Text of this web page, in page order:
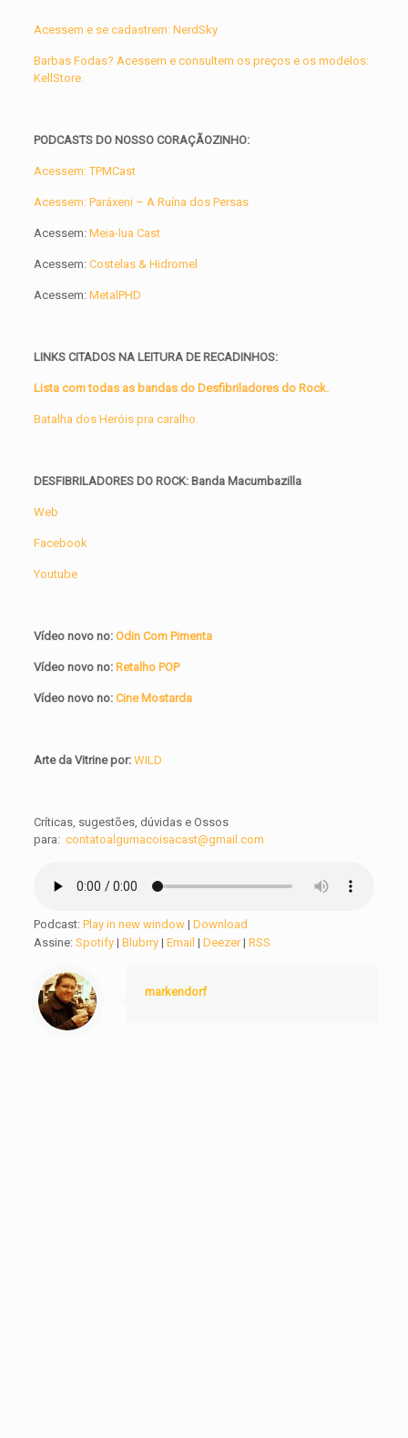
Acessem e se cadastrem: NerdSky
Barbas Fodas? Acessem e consultem os preços e os modelos:
KellStore.
PODCASTS DO NOSSO CORAÇÃOZINHO:
Acessem: TPMCast
Acessem: Paráxeni – A Ruína dos Persas
Acessem: Meia-lua Cast
Acessem:Costelas & Hidromel
Acessem: MetalPHD
LINKS CITADOS NA LEITURA DE RECADINHOS:
Lista com todas as bandas do Desfibriladores do Rock.
Batalha dos Heróis pra caralho.
DESFIBRILADORES DO ROCK: Banda Macumbazilla
Web
Facebook
Youtube
Vídeo novo no:Odin Com Pimenta
Vídeo novo no: Retalho POP
Vídeo novo no:Cine Mostarda
Arte da Vitrine por: WILD
Críticas, sugestões, dúvidas e Ossos
para:contatoalgumacoisacast@gmail.com
Podcast:Play in new window |Download
Assine:Spotify |Blubrry |Email |Deezer|RSS
markendorf